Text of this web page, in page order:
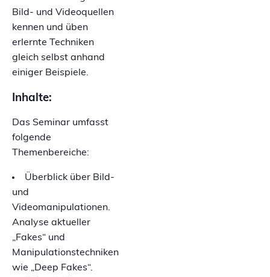
Bild- und Videoquellen
kennen und üben
erlernte Techniken
gleich selbst anhand
einiger Beispiele.
Inhalte:
Das Seminar umfasst
folgende
Themenbereiche:
Überblick über Bild-
und
Videomanipulationen.
Analyse aktueller
„Fakes“ und
Manipulationstechniken
wie „Deep Fakes“.